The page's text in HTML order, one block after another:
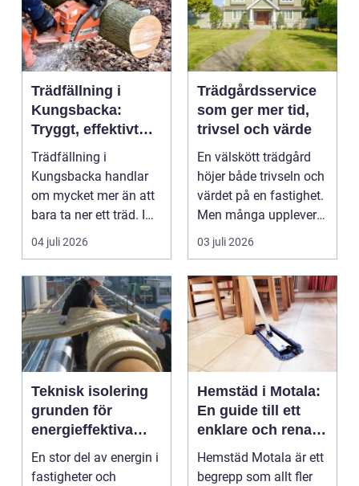
Trädfällning i
Kungsbacka:
Tryggt, effektivt
och med omtanke
om hela tomten
Trädfällning i
Kungsbacka handlar
om mycket mer än att
bara ta ner ett träd. I
e...
04 juli 2026
Trädgårdsservice
som ger mer tid,
trivsel och värde
En välskött trädgård
höjer både trivseln och
värdet på en fastighet.
Men många upplever
att tiden, o...
03 juli 2026
Teknisk isolering
grunden för
energieffektiva
och säkra
byggnader
En stor del av energin i
fastigheter och
Hemstäd i Motala:
En guide till ett
enklare och renare
vardagsliv
Hemstäd Motala är ett
begrepp som allt fler